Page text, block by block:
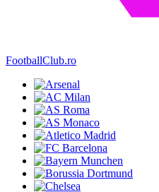
FootballClub.ro